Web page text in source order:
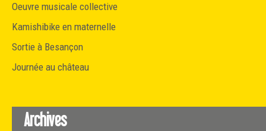
Oeuvre musicale collective
Kamishibike en maternelle
Sortie à Besançon
Journée au château
Archives